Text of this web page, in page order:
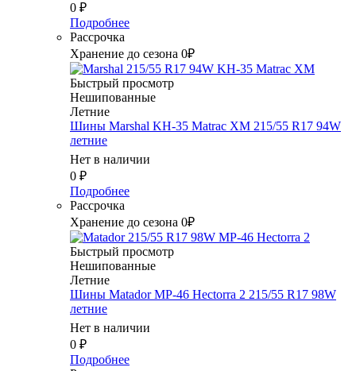
0 ₽
Подробнее
Рассрочка
Хранение до сезона 0₽
Быстрый просмотр
Нешипованные
Летние
Шины Marshal KH-35 Matrac XM 215/55 R17 94W
летние
Нет в наличии
0 ₽
Подробнее
Рассрочка
Хранение до сезона 0₽
Быстрый просмотр
Нешипованные
Летние
Шины Matador MP-46 Hectorra 2 215/55 R17 98W
летние
Нет в наличии
0 ₽
Подробнее